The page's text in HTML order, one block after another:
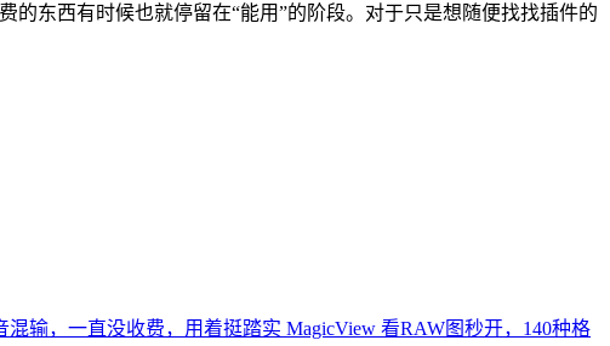
的东西有时候也就停留在“能用”的阶段。对于只是想随便找找插件的
输，一直没收费，用着挺踏实 MagicView 看RAW图秒开，140种格